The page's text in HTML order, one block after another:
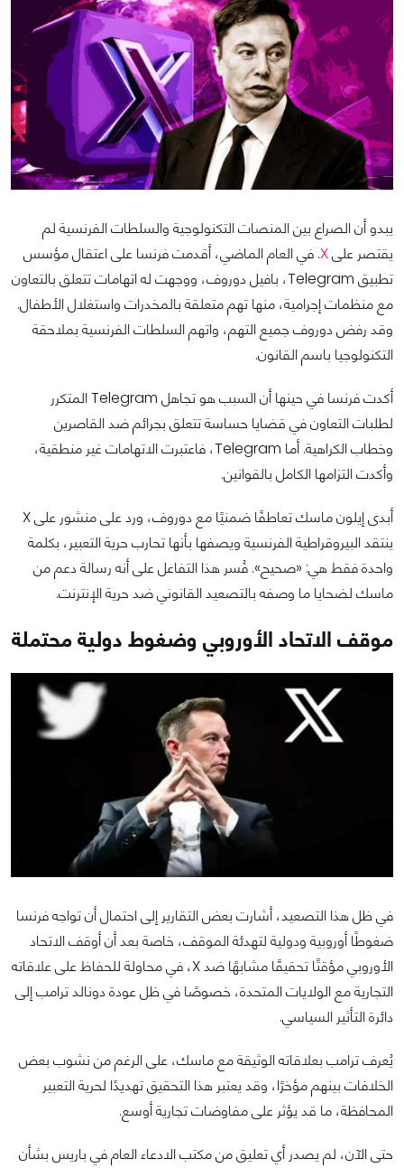
يبدو أن الصراع بين المنصات التكنولوجية والسلطات الفرنسية لم
يقتصر علىX. في العام الماضي، أقدمت فرنسا على اعتقال مؤسس
تطبيق Telegram، بافيل دوروف، ووجهت له اتهامات تتعلق بالتعاون
مع منظمات إجرامية، منها تهم متعلقة بالمخدرات واستغلال الأطفال.
وقد رفض دوروف جميع التهم، واتهم السلطات الفرنسية بملاحقة
التكنولوجيا باسم القانون.
أكدت فرنسا في حينها أن السبب هو تجاهل Telegram المتكرر
لطلبات التعاون في قضايا حساسة تتعلق بجرائم ضد القاصرين
وخطاب الكراهية. أما Telegram، فاعتبرت الاتهامات غير منطقية،
وأكدت التزامها الكامل بالقوانين.
أبدى إيلون ماسك تعاطفًا ضمنيًا مع دوروف، ورد على منشور على X
ينتقد البيروقراطية الفرنسية ويصفها بأنها تحارب حرية التعبير، بكلمة
واحدة فقط هي: «صحيح». فُسر هذا التفاعل على أنه رسالة دعم من
ماسك لضحايا ما وصفه بالتصعيد القانوني ضد حرية الإنترنت.
موقف الاتحاد الأوروبي وضغوط دولية محتملة
في ظل هذا التصعيد، أشارت بعض التقارير إلى احتمال أن تواجه فرنسا
ضغوطًا أوروبية ودولية لتهدئة الموقف، خاصة بعد أن أوقف الاتحاد
الأوروبي مؤقتًا تحقيقًا مشابهًا ضد X، في محاولة للحفاظ على علاقاته
التجارية مع الولايات المتحدة، خصوصًا في ظل عودة دونالد ترامب إلى
دائرة التأثير السياسي.
يُعرف ترامب بعلاقاته الوثيقة مع ماسك، على الرغم من نشوب بعض
الخلافات بينهم مؤخرًا، وقد يعتبر هذا التحقيق تهديدًا لحرية التعبير
المحافظة، ما قد يؤثر على مفاوضات تجارية أوسع.
حتى الآن، لم يصدر أي تعليق من مكتب الادعاء العام في باريس بشأن